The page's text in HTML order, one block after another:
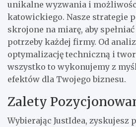
unikalne wyzwania i
katowickiego. Nasze strategie
skrojone na miarę, aby
potrzeby każdej firmy. Od
optymalizację techniczną i
wszystko to wykonujemy z
efektów dla Twojego biznesu.
Zalety
Wybierając JustIdea, zyskujesz